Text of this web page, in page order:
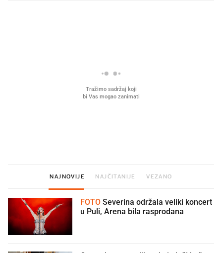
NAJNOVIJE NAJČITANIJE VEZANO
FOTO
u Puli, Arena bila rasprodana